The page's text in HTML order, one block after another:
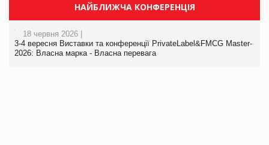
НАЙБЛИЖЧА КОНФЕРЕНЦІЯ
18 червня 2026 |
3-4 вересня Виставки та конференції PrivateLabel&FMCG Master-
2026: Власна марка - Власна перевага